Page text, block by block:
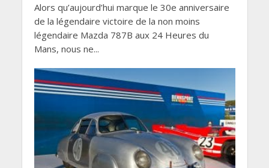
Alors qu’aujourd’hui marque le 30e anniversaire
de la légendaire victoire de la non moins
légendaire Mazda 787B aux 24 Heures du
Mans, nous ne...